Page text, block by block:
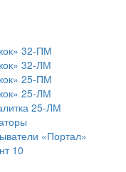
32-ПМ
32-ЛМ
25-ПМ
25-ЛМ
25-ЛМ
«Портал»
10